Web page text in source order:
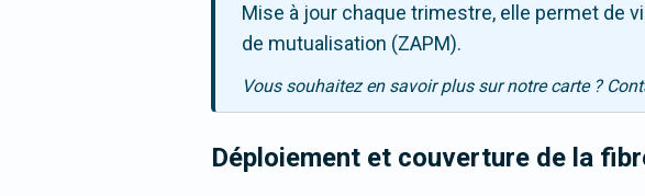
Mise à jour chaque trimestre, elle permet de
de mutualisation (ZAPM).
Vous souhaitez en savoir plus sur notre carte ?
Déploiement et couverture de la